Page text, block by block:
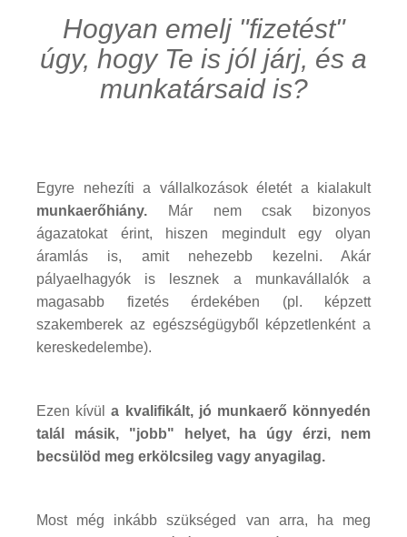
Hogyan emelj "fizetést"
úgy, hogy Te is jól járj, és a
munkatársaid is?
Egyre nehezíti a vállalkozások életét a kialakult
munkaerőhiány. Már nem csak bizonyos
ágazatokat érint, hiszen megindult egy olyan
áramlás is, amit nehezebb kezelni. Akár
pályaelhagyók is lesznek a munkavállalók a
magasabb fizetés érdekében (pl. képzett
szakemberek az egészségügyből képzetlenként a
kereskedelembe).
Ezen kívüla kvalifikált, jó munkaerő könnyedén
talál másik, "jobb" helyet, ha úgy érzi, nem
becsülöd meg erkölcsileg vagy anyagilag.
Most még inkább szükséged van arra, ha meg